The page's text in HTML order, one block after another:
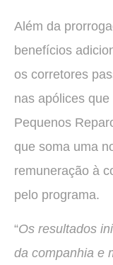
Além da
benefícios
os corretores
nas apólices
Pequenos
que soma uma
remuneração à
pelo programa.
“Os resultados
da companhia e